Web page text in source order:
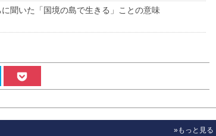
聞いた「国境の島で生きる」ことの意味
»もっと見る